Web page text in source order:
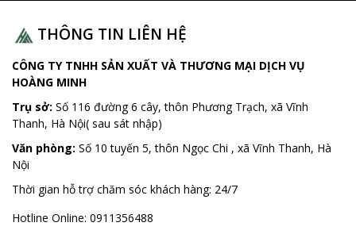
THÔNG TIN LIÊN HỆ
CÔNG TY TNHH SẢN XUẤT VÀ THƯƠNG MẠI DỊCH VỤ
HOÀNG MINH
Trụ sở: Số 116 đường 6 cây, thôn Phương Trạch, xã Vĩnh
Thanh, Hà Nội( sau sát nhập)
Văn phòng: Số 10 tuyến 5, thôn Ngọc Chi , xã Vĩnh Thanh, Hà
Nội
Thời gian hỗ trợ chăm sóc khách hàng: 24/7
Hotline Online: 0911356488